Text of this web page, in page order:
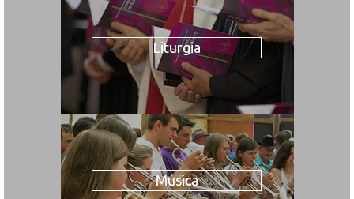
Liturgia
Música